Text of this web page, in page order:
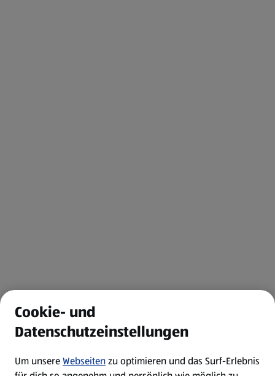
Cookie- und
Datenschutzeinstellungen
Um unsereWebseitenzu optimieren und das Surf-Erlebnis